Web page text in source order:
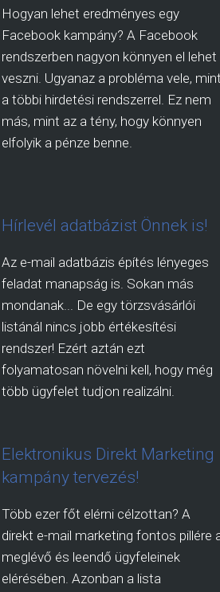
Hogyan lehet eredményes egy
Facebook kampány? A Facebook
rendszerben nagyon könnyen el lehet
veszni. Ugyanaz a probléma vele, mint
a többi hirdetési rendszerrel. Ez nem
más, mint az a tény, hogy könnyen
elfolyik a pénze benne.
Hírlevél adatbázist Önnek is!
Az e-mail adatbázis építés lényeges
feladat manapság is. Sokan más
mondanak... De egy törzsvásárlói
listánál nincs jobb értékesítési
rendszer! Ezért aztán ezt
folyamatosan növelni kell, hogy még
több ügyfelet tudjon realizálni.
Elektronikus Direkt Marketing
kampány tervezés!
Több ezer főt elérni célzottan? A
direkt e-mail marketing fontos pillére
meglévő és leendő ügyfeleinek
elérésében. Azonban a lista